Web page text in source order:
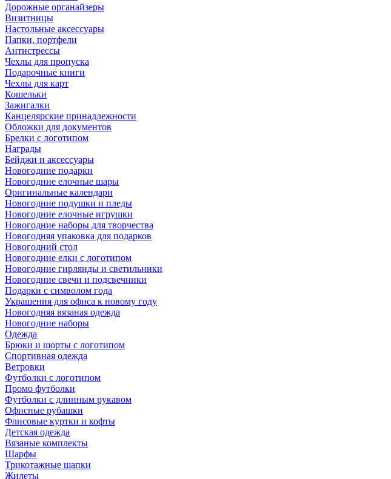
Дорожные органайзеры
Визитницы
Настольные аксессуары
Папки, портфели
Антистрессы
Чехлы для пропуска
Подарочные книги
Чехлы для карт
Кошельки
Зажигалки
Канцелярские принадлежности
Обложки для документов
Брелки с логотипом
Награды
Бейджи и аксессуары
Новогодние подарки
Новогодние елочные шары
Оригинальные календари
Новогодние подушки и пледы
Новогодние елочные игрушки
Новогодние наборы для творчества
Новогодняя упаковка для подарков
Новогодний стол
Новогодние елки с логотипом
Новогодние гирлянды и светильники
Новогодние свечи и подсвечники
Подарки с символом года
Украшения для офиса к новому году
Новогодняя вязаная одежда
Новогодние наборы
Одежда
Брюки и шорты с логотипом
Спортивная одежда
Ветровки
Футболки с логотипом
Промо футболки
Футболки с длинным рукавом
Офисные рубашки
Флисовые куртки и кофты
Детская одежда
Вязаные комплекты
Шарфы
Трикотажные шапки
Жилеты